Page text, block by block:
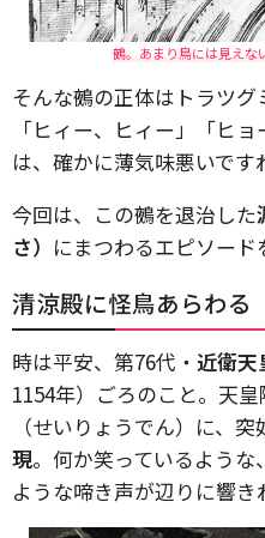
鵺。あまり鳥には見え
そんな鵺の正体はトラツ
「ヒィー、ヒィー」「ヒ
は、確かに薄気味悪いです
今回は、この鵺を退治した
さ） にまつわるエピソード
清涼殿に怪鳥あらわる
時は平安、第76代・ 近衛天
1154年）ごろのこと。天
（せいりょうでん）に、突
現。何か笑っているよう
ような啼き声が辺りに響き